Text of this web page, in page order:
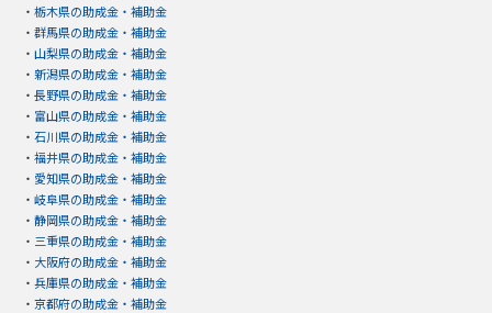
・ 栃木県の助成金・補助金
・ 群馬県の助成金・補助金
・ 山梨県の助成金・補助金
・ 新潟県の助成金・補助金
・ 長野県の助成金・補助金
・ 富山県の助成金・補助金
・ 石川県の助成金・補助金
・ 福井県の助成金・補助金
・ 愛知県の助成金・補助金
・ 岐阜県の助成金・補助金
・ 静岡県の助成金・補助金
・ 三重県の助成金・補助金
・ 大阪府の助成金・補助金
・ 兵庫県の助成金・補助金
・ 京都府の助成金・補助金